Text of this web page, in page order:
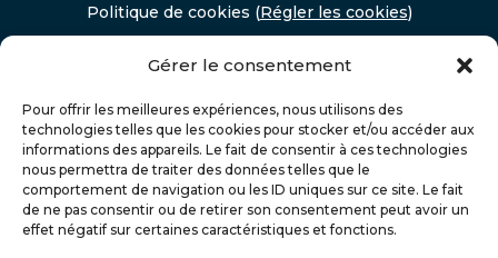
Gérer le consentement
Pour offrir les meilleures expériences, nous utilisons des
technologies telles que les cookies pour stocker et/ou accéder aux
informations des appareils. Le fait de consentir à ces technologies
nous permettra de traiter des données telles que le
comportement de navigation ou les ID uniques sur ce site. Le fait
de ne pas consentir ou de retirer son consentement peut avoir un
effet négatif sur certaines caractéristiques et fonctions.
Politique de cookies (Régler les cookies)